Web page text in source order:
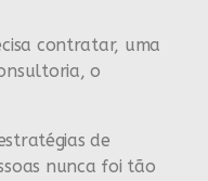
contratar, uma
o
de
nunca foi tão